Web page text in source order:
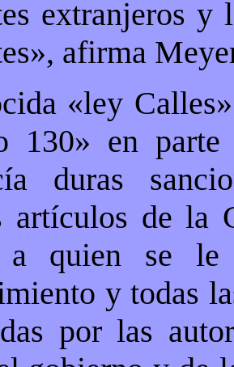
extranjeros
afirma
«ley
130» en
duras
artículos de la
a quien se le
y todas
por las